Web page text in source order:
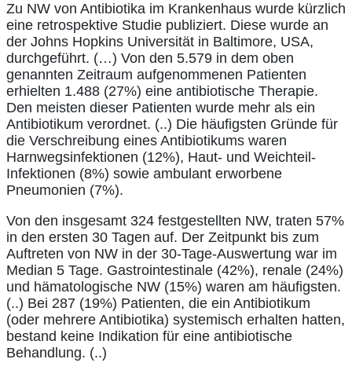
Zu NW von Antibiotika im Krankenhaus wurde kürzlich
eine retrospektive Studie publiziert. Diese wurde an
der Johns Hopkins Universität in Baltimore, USA,
durchgeführt. (…) Von den 5.579 in dem oben
genannten Zeitraum aufgenommenen Patienten
erhielten 1.488 (27%) eine antibiotische Therapie.
Den meisten dieser Patienten wurde mehr als ein
Antibiotikum verordnet. (..) Die häufigsten Gründe für
die Verschreibung eines Antibiotikums waren
Harnwegsinfektionen (12%), Haut- und Weichteil-
Infektionen (8%) sowie ambulant erworbene
Pneumonien (7%).
Von den insgesamt 324 festgestellten NW, traten 57%
in den ersten 30 Tagen auf. Der Zeitpunkt bis zum
Auftreten von NW in der 30-Tage-Auswertung war im
Median 5 Tage. Gastrointestinale (42%), renale (24%)
und hämatologische NW (15%) waren am häufigsten.
(..) Bei 287 (19%) Patienten, die ein Antibiotikum
(oder mehrere Antibiotika) systemisch erhalten hatten,
bestand keine Indikation für eine antibiotische
Behandlung. (..)